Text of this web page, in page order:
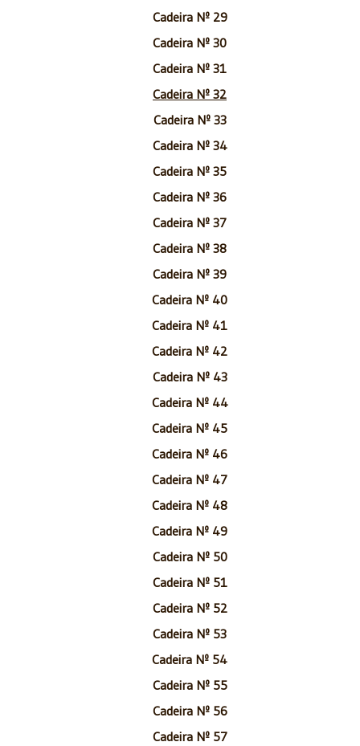
Cadeira Nº 29
Cadeira Nº 30
Cadeira Nº 31
Cadeira Nº 32
Cadeira Nº 33
Cadeira Nº 34
Cadeira Nº 35
Cadeira Nº 36
Cadeira Nº 37
Cadeira Nº 38
Cadeira Nº 39
Cadeira Nº 40
Cadeira Nº 41
Cadeira Nº 42
Cadeira Nº 43
Cadeira Nº 44
Cadeira Nº 45
Cadeira Nº 46
Cadeira Nº 47
Cadeira Nº 48
Cadeira Nº 49
Cadeira Nº 50
Cadeira Nº 51
Cadeira Nº 52
Cadeira Nº 53
Cadeira Nº 54
Cadeira Nº 55
Cadeira Nº 56
Cadeira Nº 57